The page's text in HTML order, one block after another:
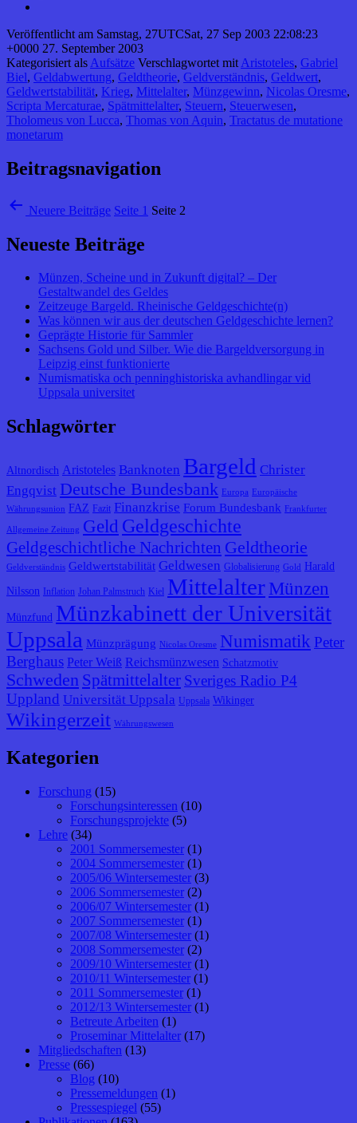
Veröffentlicht am Samstag, 27UTCSat, 27 Sep 2003 22:08:23
+0000 27. September 2003
Kategorisiert als Aufsätze Verschlagwortet mit Aristoteles, Gabriel
Biel, Geldabwertung, Geldtheorie, Geldverständnis, Geldwert,
Geldwertstabilität, Krieg, Mittelalter, Münzgewinn, Nicolas Oresme,
Scripta Mercaturae, Spätmittelalter, Steuern, Steuerwesen,
Tholomeus von Lucca, Thomas von Aquin, Tractatus de mutatione
monetarum
Beitragsnavigation
Neuere Beiträge Seite 1 Seite 2
Neueste Beiträge
Münzen, Scheine und in Zukunft digital? – Der
Gestaltwandel des Geldes
Zeitzeuge Bargeld. Rheinische Geldgeschichte(n)
Was können wir aus der deutschen Geldgeschichte lernen?
Geprägte Historie für Sammler
Sachsens Gold und Silber. Wie die Bargeldversorgung in
Leipzig einst funktionierte
Numismatiska och penninghistoriska avhandlingar vid
Uppsala universitet
Schlagwörter
Altnordisch Aristoteles Banknoten Bargeld Christer
Engqvist Deutsche Bundesbank Europa
Europäische
Währungsunion
FAZ Fazit Finanzkrise Forum Bundesbank Frankfurter
Allgemeine Zeitung Geld Geldgeschichte
Geldgeschichtliche Nachrichten Geldtheorie
Geldverständnis Geldwertstabilität Geldwesen Globalisierung Gold Harald
Nilsson Inflation Johan Palmstruch Kiel Mittelalter Münzen
Münzfund Münzkabinett der Universität
Uppsala Münzprägung Nicolas Oresme Numismatik Peter
Berghaus Peter Weiß Reichsmünzwesen Schatzmotiv
Schweden Spätmittelalter Sveriges Radio P4
Uppland Universität Uppsala Uppsala Wikinger
Wikingerzeit Währungswesen
Kategorien
Forschung (15)
Forschungsinteressen (10)
Forschungsprojekte (5)
Lehre (34)
2001 Sommersemester (1)
2004 Sommersemester (1)
2005/06 Wintersemester (3)
2006 Sommersemester (2)
2006/07 Wintersemester (1)
2007 Sommersemester (1)
2007/08 Wintersemester (1)
2008 Sommersemester (2)
2009/10 Wintersemester (1)
2010/11 Wintersemester (1)
2011 Sommersemester (1)
2012/13 Wintersemester (1)
Betreute Arbeiten (1)
Proseminar Mittelalter (17)
Mitgliedschaften (13)
Presse (66)
Blog (10)
Pressemeldungen (1)
Pressespiegel (55)